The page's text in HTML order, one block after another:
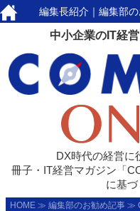
編集長紹介 ｜編集部
中小企業のIT経
DX時代の経営に
冊子・IT経営マガジン「
に基
HOME ≫ 編集部のお勧め記事 ≫